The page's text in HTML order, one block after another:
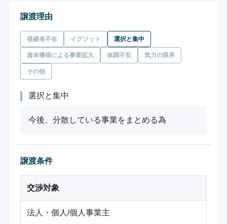
譲渡理由
後継者不在 イグジット 選択と集中
資本獲得による事業拡大 体調不安 気力の限界
その他
選択と集中
今後、分散している事業をまとめる為
譲渡条件
交渉対象
法人・個人/個人事業主